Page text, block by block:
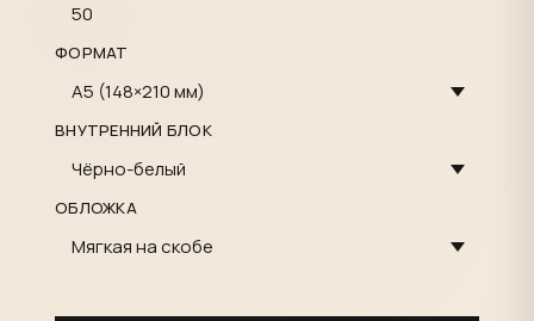
ФОРМАТ
ВНУТРЕННИЙ БЛОК
ОБЛОЖКА